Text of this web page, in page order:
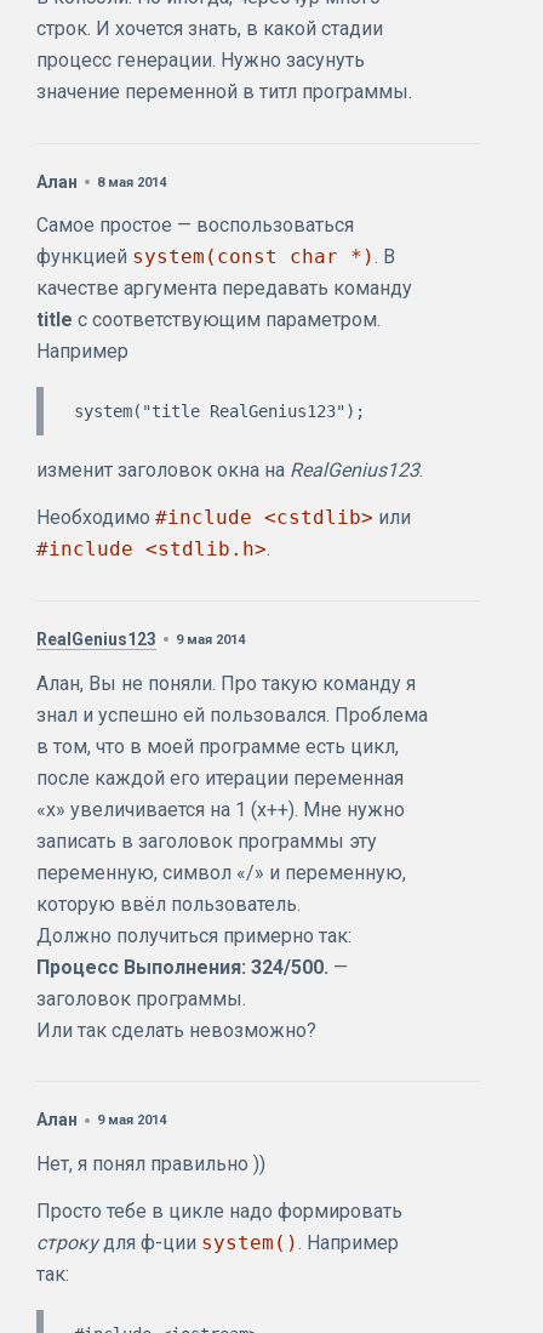
строк. И хочется знать, в какой стадии
процесс генерации. Нужно засунуть
значение переменной в титл программы.
Алан 8 мая 2014
Самое простое — воспользоваться
функцией system(const char *). В
качестве аргумента передавать команду
title с соответствующим параметром.
Например
изменит заголовок окна на RealGenius123.
Необходимо #include <cstdlib> или
#include <stdlib.h>.
RealGenius123 9 мая 2014
Алан, Вы не поняли. Про такую команду я
знал и успешно ей пользовался. Проблема
в том, что в моей программе есть цикл,
после каждой его итерации переменная
«x» увеличивается на 1 (x++). Мне нужно
записать в заголовок программы эту
переменную, символ «/» и переменную,
которую ввёл пользователь.
Должно получиться примерно так:
Процесс Выполнения: 324/500. —
заголовок программы.
Или так сделать невозможно?
Алан 9 мая 2014
Нет, я понял правильно ))
Просто тебе в цикле надо формировать
строкудля ф-ции system() . Например
так: